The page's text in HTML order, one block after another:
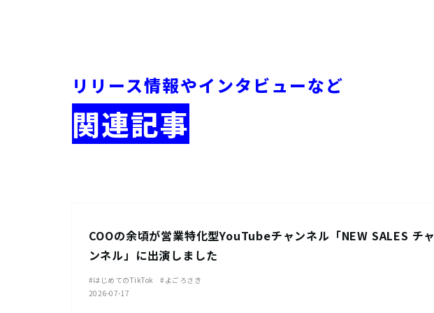
リリース情報やインタビューなど
関連記事
COOの余頃が営業特化型YouTubeチャンネル「NEW SALES チャ
ンネル」に出演しました
#はじめてのTikTok
#よごろさき
2026-07-17